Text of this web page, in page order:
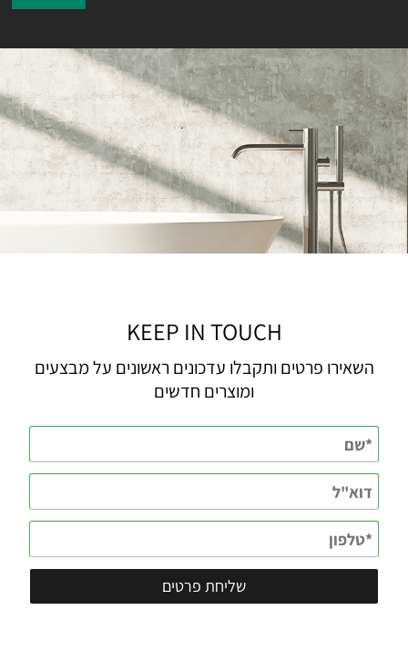
KEEP IN TOUCH
השאירו פרטים ותקבלו עדכונים ראשונים על מבצעים
ומוצרים חדשים